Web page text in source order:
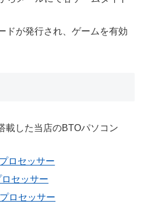
が発行され、ゲームを有効
載した当店のBTOパソコン
ロセッサー
セッサー
ロセッサー